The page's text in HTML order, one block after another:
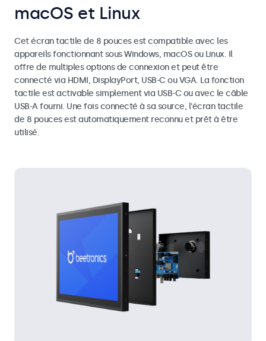
macOS et Linux
Cet écran tactile de 8 pouces est compatible avec les
appareils fonctionnant sous Windows, macOS ou Linux. Il
offre de multiples options de connexion et peut être
connecté via HDMI, DisplayPort, USB-C ou VGA. La fonction
tactile est activable simplement via USB-C ou avec le câble
USB-A fourni. Une fois connecté à sa source, l'écran tactile
de 8 pouces est automatiquement reconnu et prêt à être
utilisé.